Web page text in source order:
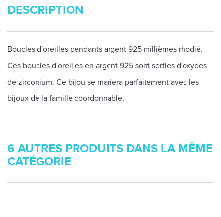
DESCRIPTION
Boucles d'oreilles pendants argent 925 millièmes rhodié.
Ces boucles d'oreilles en argent 925 sont serties d'oxydes
de zirconium. Ce bijou se mariera parfaitement avec les
bijoux de la famille coordonnable.
6 AUTRES PRODUITS DANS LA MÊME
CATÉGORIE